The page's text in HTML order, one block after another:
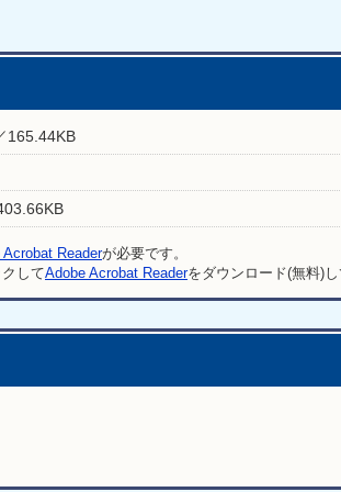
165.44KB
Acrobat Readerが必要です。
してAdobe Acrobat Readerをダウンロード(無料)し